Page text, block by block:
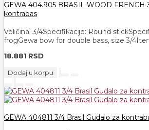
GEWA 404.905 BRASIL WOOD FRENCH
kontrabas
Veličina: 3/​4Specifikacije: Round
frogGewa bow for double bass, size 3/
18.881 RSD
Dodaj u korpu
GEWA 404811 3/4 Brasil Gudalo za